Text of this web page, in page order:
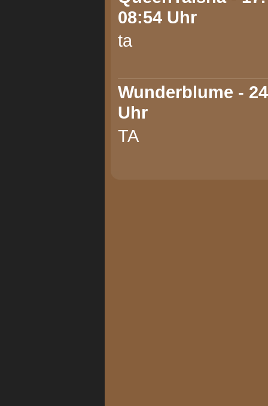
08:54 Uhr
ta
Wunderblume -
Uhr
TA